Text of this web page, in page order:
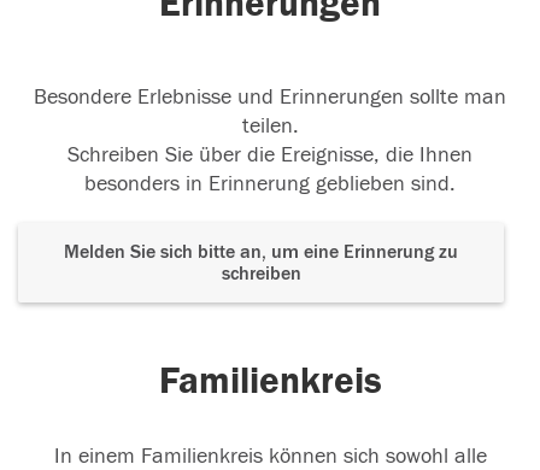
Besondere Erlebnisse und Erinnerungen sollte man
teilen.
Schreiben Sie über die Ereignisse, die Ihnen
besonders in Erinnerung geblieben sind.
Melden Sie sich bitte an, um eine Erinnerung zu
schreiben
Familienkreis
In einem Familienkreis können sich sowohl alle